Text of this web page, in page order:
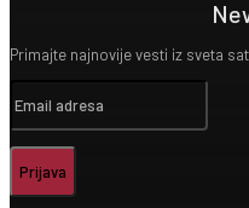
Primajte najnovije vesti iz sveta
Prijava